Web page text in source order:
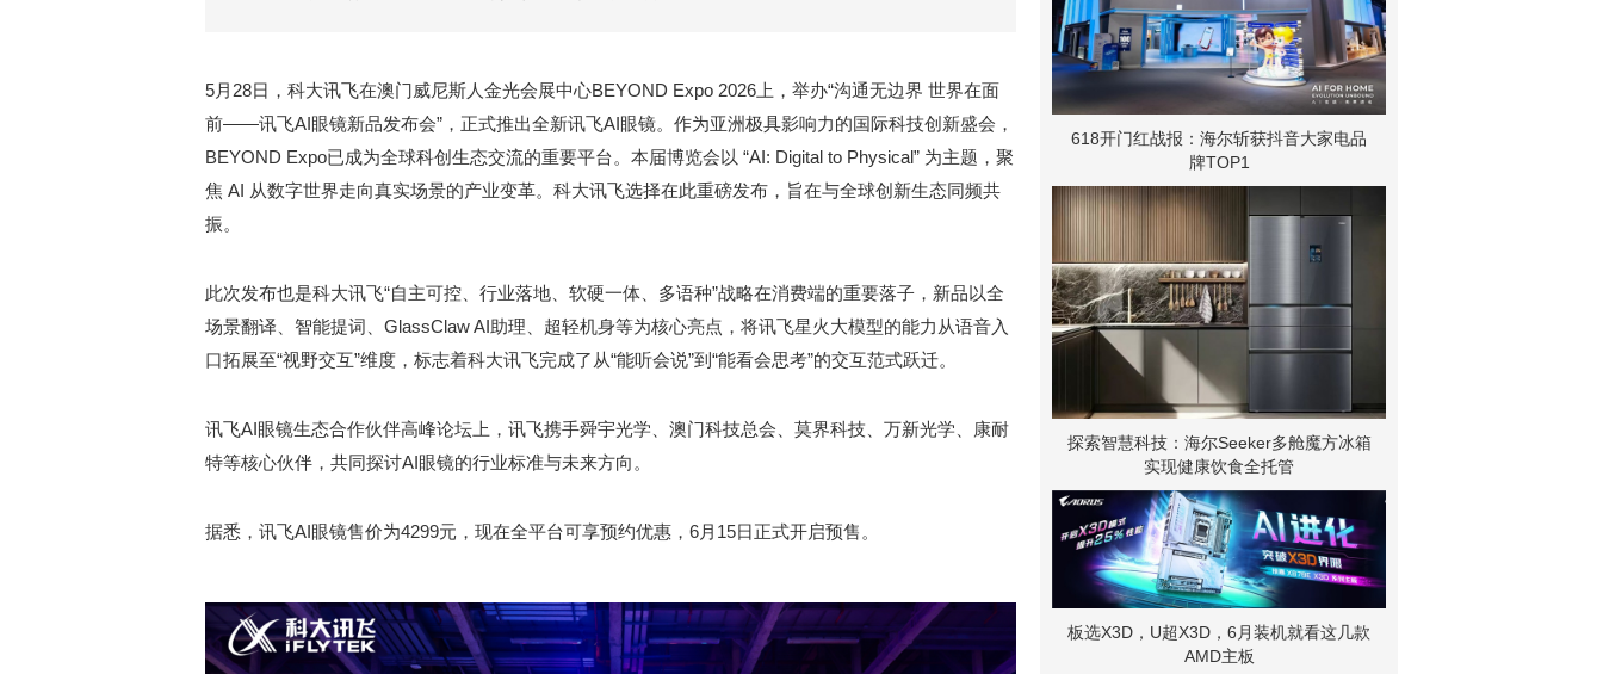
5月28日，科大讯飞在澳门威尼斯人金光会展中心BEYOND Expo 2026上，举办“沟通无边界 世界在面
前——讯飞AI眼镜新品发布会”，正式推出全新讯飞AI眼镜。作为亚洲极具影响力的国际科技创新盛会，
BEYOND Expo已成为全球科创生态交流的重要平台。本届博览会以 “AI: Digital to Physical” 为主题，聚
焦 AI 从数字世界走向真实场景的产业变革。科大讯飞选择在此重磅发布，旨在与全球创新生态同频共
振。
此次发布也是科大讯飞“自主可控、行业落地、软硬一体、多语种”战略在消费端的重要落子，新品以全
场景翻译、智能提词、GlassClaw AI助理、超轻机身等为核心亮点，将讯飞星火大模型的能力从语音入
口拓展至“视野交互”维度，标志着科大讯飞完成了从“能听会说”到“能看会思考”的交互范式跃迁。
讯飞AI眼镜生态合作伙伴高峰论坛上，讯飞携手舜宇光学、澳门科技总会、莫界科技、万新光学、康耐
特等核心伙伴，共同探讨AI眼镜的行业标准与未来方向。
据悉，讯飞AI眼镜售价为4299元，现在全平台可享预约优惠，6月15日正式开启预售。
618开门红战报：海尔斩获抖音大家电品
牌TOP1
探索智慧科技：海尔Seeker多舱魔方冰箱
实现健康饮食全托管
板选X3D，U超X3D，6月装机就看这几款
AMD主板